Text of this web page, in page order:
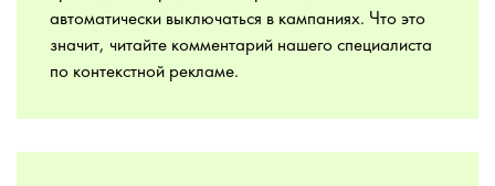
автоматически выключаться в кампаниях. Что это
значит, читайте комментарий нашего специалиста
по контекстной рекламе.